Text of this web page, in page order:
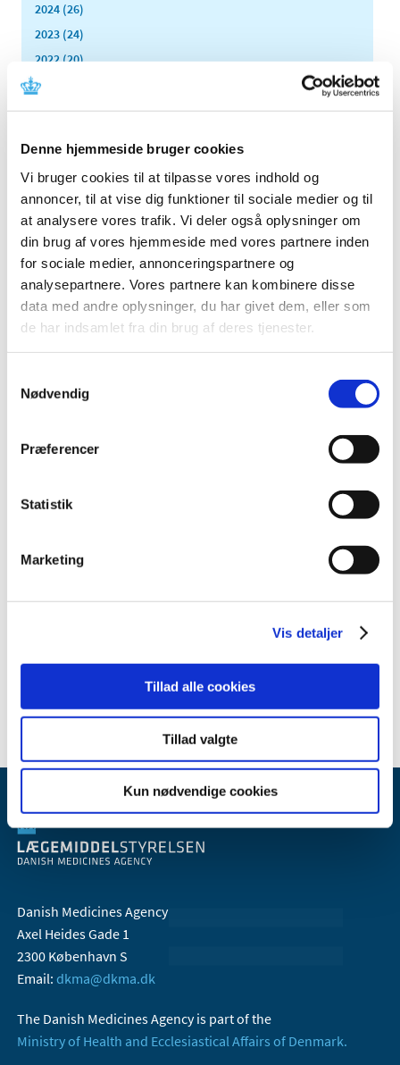
Denne hjemmeside bruger cookies
Vi bruger cookies til at tilpasse vores indhold og
annoncer, til at vise dig funktioner til sociale medier og til
at analysere vores trafik. Vi deler også oplysninger om
din brug af vores hjemmeside med vores partnere inden
for sociale medier, annonceringspartnere og
analysepartnere. Vores partnere kan kombinere disse
data med andre oplysninger, du har givet dem, eller som
de har indsamlet fra din brug af deres tjenester.
Nødvendig
Præferencer
Statistik
Marketing
Vis detaljer
Tillad alle cookies
Tillad valgte
Kun nødvendige cookies
2024 (26)
2023 (24)
2022 (20)
2021 (44)
2020 (62)
2018 (37)
2017 (48)
December (1)
November (4)
October (5)
September (5)
August (3)
July (5)
April (3)
February (4)
2013 (3)
2011 (13)
2007 (3)
Danish Medicines Agency
Axel Heides Gade 1
2300 København S
Email: dkma@dkma.dk
The Danish Medicines Agency is part of the
Ministry of Health and Ecclesiastical Affairs of Denmark.